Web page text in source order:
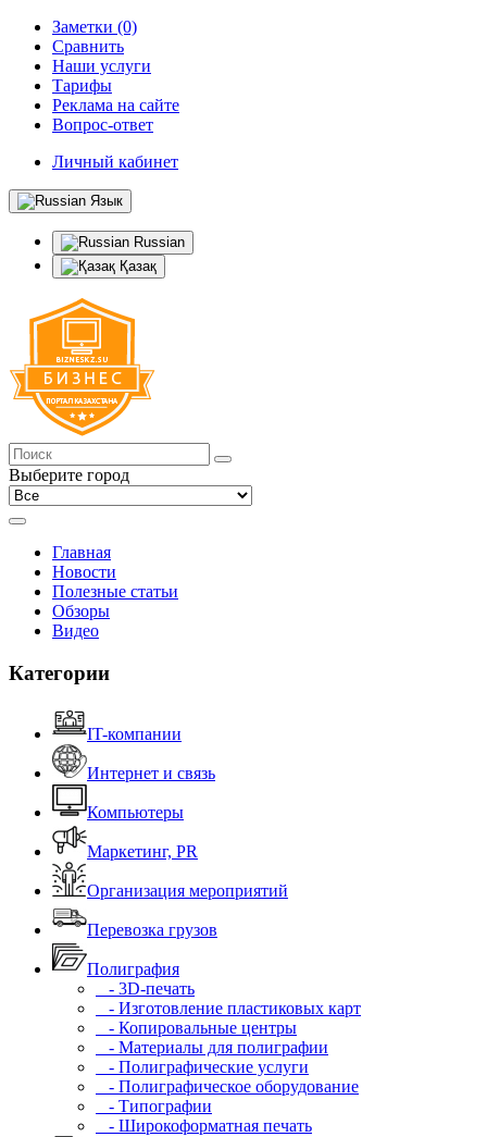
Заметки (0)
Сравнить
Наши услуги
Тарифы
Реклама на сайте
Вопрос-ответ
Личный кабинет
Язык
Russian
Қазақ
Выберите город
Главная
Новости
Полезные статьи
Обзоры
Видео
Категории
IT-компании
Интернет и связь
Компьютеры
Маркетинг, PR
Организация мероприятий
Перевозка грузов
Полиграфия
- 3D-печать
- Изготовление пластиковых карт
- Копировальные центры
- Материалы для полиграфии
- Полиграфические услуги
- Полиграфическое оборудование
- Типографии
- Широкоформатная печать